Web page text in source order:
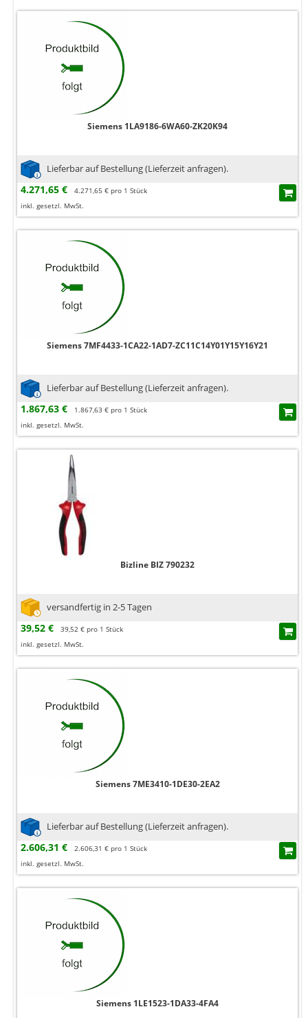
Siemens 1LA9186-6WA60-ZK20K94
Lieferbar auf Bestellung (Lieferzeit anfragen).
4.271,65 €
4.271,65 € pro 1 Stück
inkl. gesetzl. MwSt.
Siemens 7MF4433-1CA22-1AD7-ZC11C14Y01Y15Y16Y21
Lieferbar auf Bestellung (Lieferzeit anfragen).
1.867,63 €
1.867,63 € pro 1 Stück
inkl. gesetzl. MwSt.
Bizline BIZ 790232
versandfertig in 2-5 Tagen
39,52 €
39,52 € pro 1 Stück
inkl. gesetzl. MwSt.
Siemens 7ME3410-1DE30-2EA2
Lieferbar auf Bestellung (Lieferzeit anfragen).
2.606,31 €
2.606,31 € pro 1 Stück
inkl. gesetzl. MwSt.
Siemens 1LE1523-1DA33-4FA4